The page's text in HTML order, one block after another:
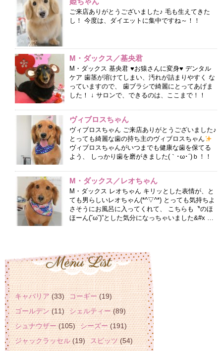
ご来店ありがとうございました♪ 毛も生えてきた
し！ 今度は、ダイエットに集中ですね～！！
M・ダックス／基央君
M・ダックス 基央君 ♥お猿さんに変身♥ デンタル
ケア 歯茎が溶けてしまい、汚れが詰まりやすく な
っていますので、 歯ブラシで綺麗にとってあげま
した！ ↓ サロンで、できるのは、ここまで！！
ヴィブロスちゃん
ヴィブロスちゃん ご来店ありがとうございました♪
とっても綺麗な歯の持ち主のヴィブロスちゃん
ヴィブロスちゃんがいつまでも健康な歯を保てる
よう、 しっかり歯を磨がきました(｀･ω･´)ｂ！！
M・ダックス／レオちゃん
M・ダックス レオちゃん キリッとした表情が、と
ても男らしいレオちゃん(*^▽^*) とっても気持ちよ
さそうにお風呂に入ってくれて、 こちらも〝のほ
ほーん(˘ω˘)”とした気分になっちゃいました&#x …
キャバリア(33) コーギー(19)
ゴールデン(11) シェルティー(89)
シュナウザー(105) シーズー(191)
ジャックラッセル(19) スピッツ(54)